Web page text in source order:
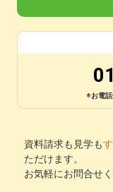
※お電
資料請求も見学も
ただけます。
お気軽にお問合せく